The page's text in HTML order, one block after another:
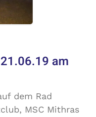
am
dem Rad
MSC Mithras